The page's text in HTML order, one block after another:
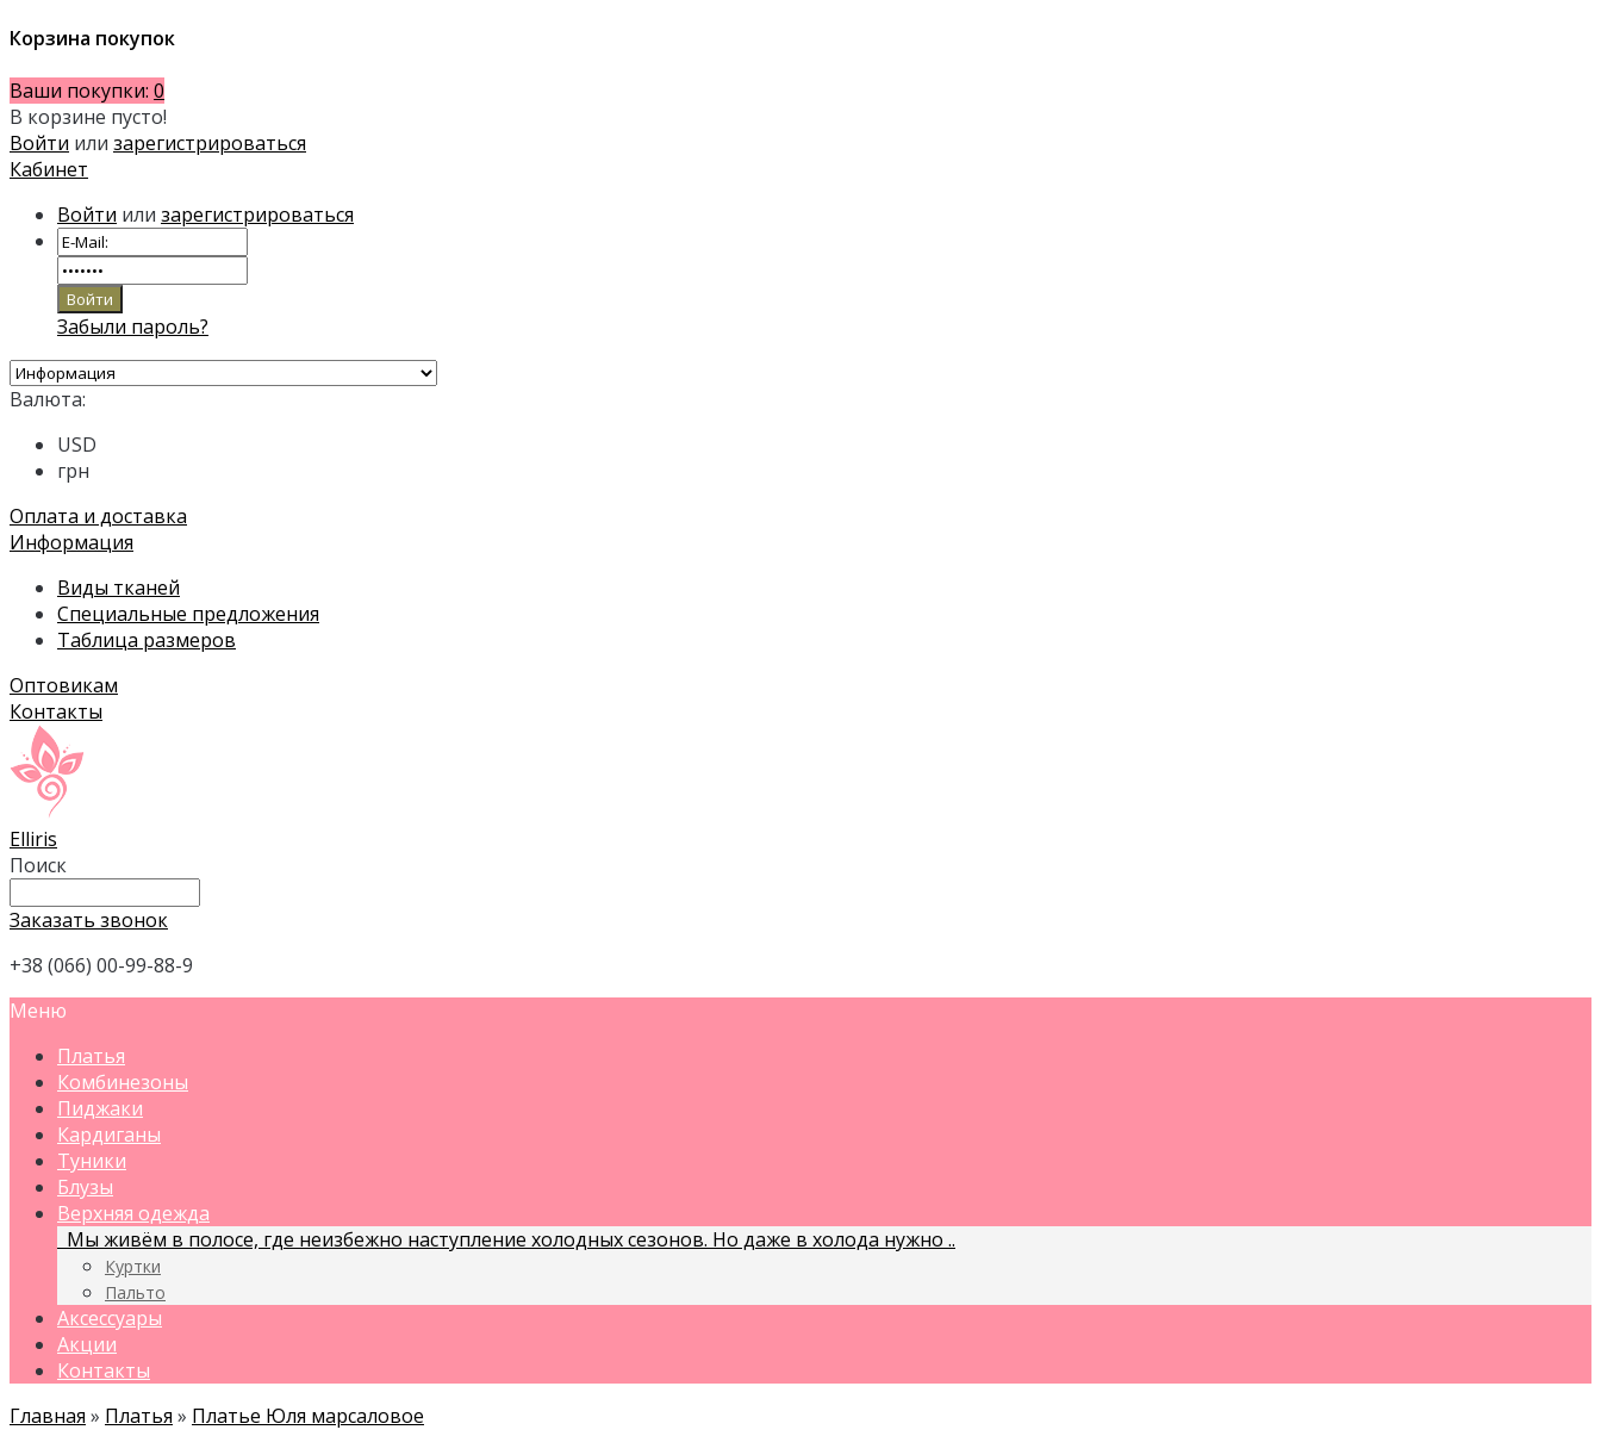
Корзина покупок
Ваши покупки: 0
В корзине пусто!
Войти или зарегистрироваться
Кабинет
Войти или зарегистрироваться
Забыли пароль?
Валюта:
USD
грн
Оплата и доставка
Информация
Виды тканей
Специальные предложения
Таблица размеров
Оптовикам
Контакты
Elliris
Поиск
Заказать звонок
+38 (066) 00-99-88-9
Меню
Платья
Комбинезоны
Пиджаки
Кардиганы
Туники
Блузы
Верхняя одежда
Мы живём в полосе, где неизбежно наступление холодных сезонов. Но даже в холода нужно ..
Куртки
Пальто
Аксессуары
Акции
Контакты
Главная » Платья » Платье Юля марсаловое